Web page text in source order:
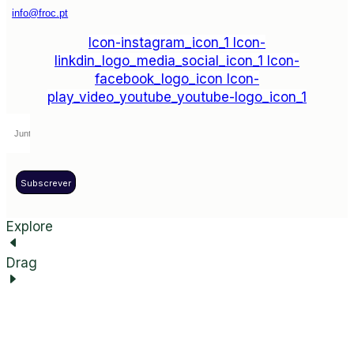
info@froc.pt
Icon-instagram_icon_1 Icon-
linkdin_logo_media_social_icon_1 Icon-
facebook_logo_icon Icon-
play_video_youtube_youtube-logo_icon_1
Subscrever
Explore
Drag